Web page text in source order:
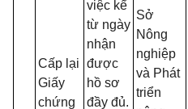
Cấp lại
Giấy
chứng
việc kể
từ ngày
nhận
được
hồ sơ
đầy đủ.
Sở
Nông
nghiệp
và Phát
triển